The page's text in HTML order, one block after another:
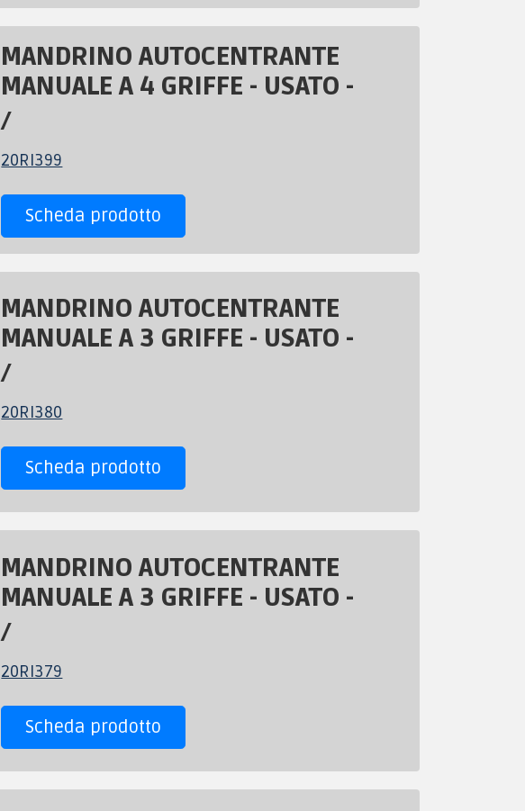
MANDRINO AUTOCENTRANTE
MANUALE A 4 GRIFFE - USATO -
/
20RI399
Scheda prodotto
MANDRINO AUTOCENTRANTE
MANUALE A 3 GRIFFE - USATO -
/
20RI380
Scheda prodotto
MANDRINO AUTOCENTRANTE
MANUALE A 3 GRIFFE - USATO -
/
20RI379
Scheda prodotto